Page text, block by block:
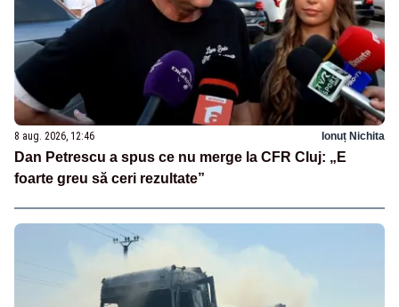
8 aug. 2026, 12:46 Ionuț Nichita
Dan Petrescu a spus ce nu merge la CFR Cluj: „E
foarte greu să ceri rezultate”